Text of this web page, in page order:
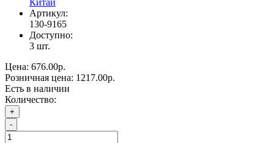
Артикул:
130-9165
Доступно:
3 шт.
Цена: 676.00р.
Розничная цена: 1217.00р.
Есть в наличии
Количество:
+
-